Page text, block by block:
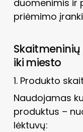
duomenimis ir
priėmimo
iki miesto
1. Produkto
Naudojamas
produktus –
lėktuvų: